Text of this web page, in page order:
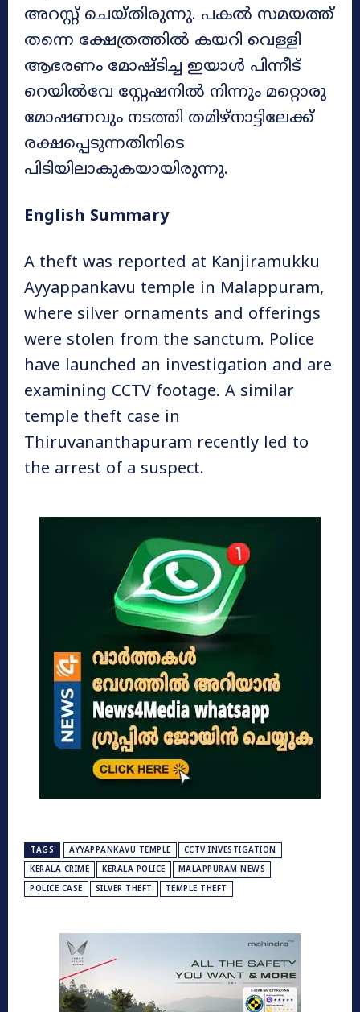
അറസ്റ്റ് ചെയ്തിരുന്നു. പകൽ സമയത്ത്
തന്നെ ക്ഷേത്രത്തിൽ കയറി വെള്ളി
ആഭരണം മോഷ്ടിച്ച ഇയാൾ പിന്നീട്
റെയിൽവേ സ്റ്റേഷനിൽ നിന്നും മറ്റൊരു
മോഷണവും നടത്തി തമിഴ്നാട്ടിലേക്ക്
രക്ഷപ്പെടുന്നതിനിടെ
പിടിയിലാകുകയായിരുന്നു.
English Summary
A theft was reported at Kanjiramukku
Ayyappankavu temple in Malappuram,
where silver ornaments and offerings
were stolen from the sanctum. Police
have launched an investigation and are
examining CCTV footage. A similar
temple theft case in
Thiruvananthapuram recently led to
the arrest of a suspect.
TAGS AYYAPPANKAVU TEMPLE
CCTV INVESTIGATION
KERALA CRIME
KERALA POLICE
MALAPPURAM NEWS
POLICE CASE
SILVER THEFT TEMPLE THEFT